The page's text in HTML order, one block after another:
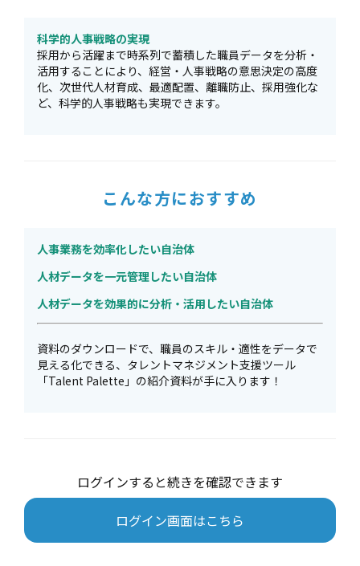
科学的人事戦略の実現
採用から活躍まで時系列で蓄積した職員データを分析・
活用することにより、経営・人事戦略の意思決定の高度
化、次世代人材育成、最適配置、離職防止、採用強化な
ど、科学的人事戦略も実現できます。
こんな方におすすめ
人事業務を効率化したい自治体
人材データを一元管理したい自治体
人材データを効果的に分析・活用したい自治体
資料のダウンロードで、職員のスキル・適性をデータで
見える化できる、タレントマネジメント支援ツール
「Talent Palette」の紹介資料が手に入ります！
ログインすると続きを確認できます
ログイン画面はこちら